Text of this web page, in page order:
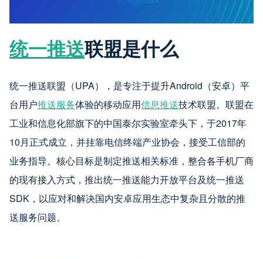
统一推送联盟是什么
统一推送联盟（UPA），是专注于提升Android（安卓）平
台用户推送服务体验的移动应用信息推送技术联盟。联盟在
工业和信息化部旗下的中国泰尔实验室牵头下，于2017年
10月正式成立，并挂靠电信终端产业协会，接受工信部的
业务指导。核心目标是制定推送相关标准，整合各手机厂商
的现有接入方式，推出统一推送能力开放平台及统一推送
SDK，以应对和解决国内安卓应用生态中复杂且分散的推
送服务问题。